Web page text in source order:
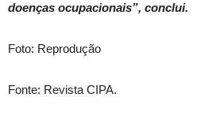
doenças ocupacionais”, conclui.
Foto: Reprodução
Fonte: Revista CIPA.